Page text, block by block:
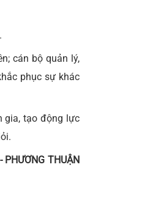
cán bộ quản lý,
phục sự khác
gia, tạo động lực
PHƯƠNG THUẬN